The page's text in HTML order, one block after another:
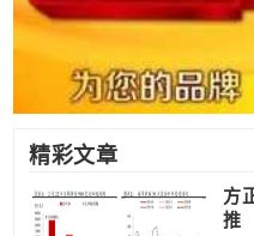
精彩文章
方
推